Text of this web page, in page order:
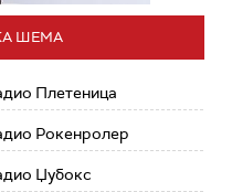
ШЕМА
Плетеница
Рокенролер
Џубокс